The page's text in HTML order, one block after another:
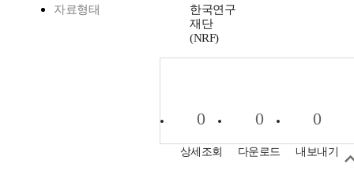
자료형태
한국연구
재단
(NRF)
0
상세조회
0
다운로드
0
내보내기